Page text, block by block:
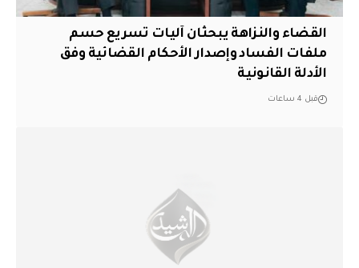
القضاء والنزاهة يبحثان آليات تسريع حسم
ملفات الفساد وإصدار الأحكام القضائية وفق
الأدلة القانونية
قبل 4 ساعات